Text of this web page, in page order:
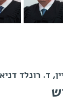
ד. רונלד